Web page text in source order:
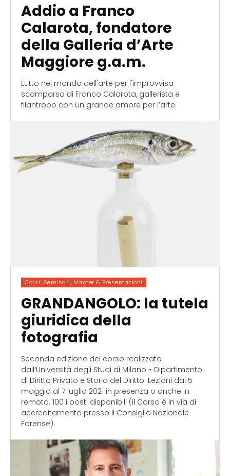
Addio a Franco
Calarota, fondatore
della Galleria d’Arte
Maggiore g.a.m.
Lutto nel mondo dell'arte per l'improvvisa
scomparsa di Franco Calarota, gallerista e
filantropo con un grande amore per l’arte.
Corsi, Seminari, Master & Presentazioni
GRANDANGOLO: la tutela
giuridica della
fotografia
Seconda edizione del corso realizzato
dall’Università degli Studi di Milano - Dipartimento
di Diritto Privato e Storia del Diritto. Lezioni dal 5
maggio al 7 luglio 2021 in presenza o anche in
remoto. 100 i posti disponibili (il Corso è in via di
accreditamento presso il Consiglio Nazionale
Forense).